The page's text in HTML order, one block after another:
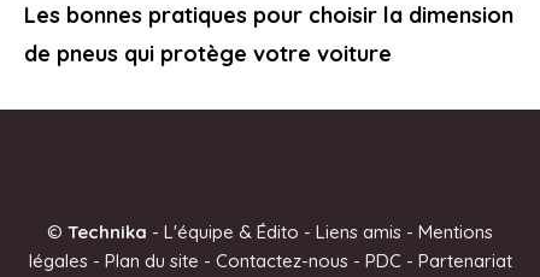
Les bonnes pratiques pour choisir la dimension
de pneus qui protège votre voiture
© Technika - L'équipe & Édito - Liens amis - Mentions
légales- Plan du site - Contactez-nous- PDC - Partenariat